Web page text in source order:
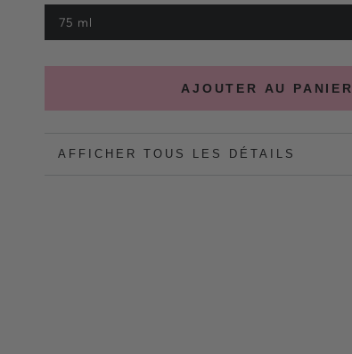
75 ml
Variante
épuisée
indisponible
AJOUTER AU PANIER
AFFICHER TOUS LES DÉTAILS